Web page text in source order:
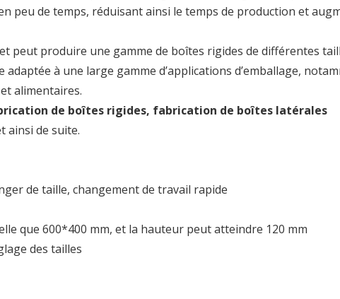
peu de temps, réduisant ainsi le temps de production et
peut produire une gamme de boîtes rigides de différentes
à une large gamme d’applications d’emballage,
alimentaires.
de boîtes rigides, fabrication de boîtes latérales
ainsi de suite.
de taille, changement de travail rapide
que 600*400 mm, et la hauteur peut atteindre 120 mm
des tailles